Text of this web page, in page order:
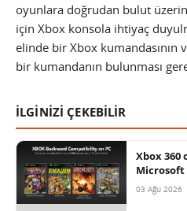
oyunlara doğrudan bulut
için Xbox konsola ihtiyaç
elinde bir Xbox kumandasının
bir kumandanın bulunması
İLGİNİZİ ÇEKEBİLİR
Xbox 360
Microsoft
03 Ağu 2026